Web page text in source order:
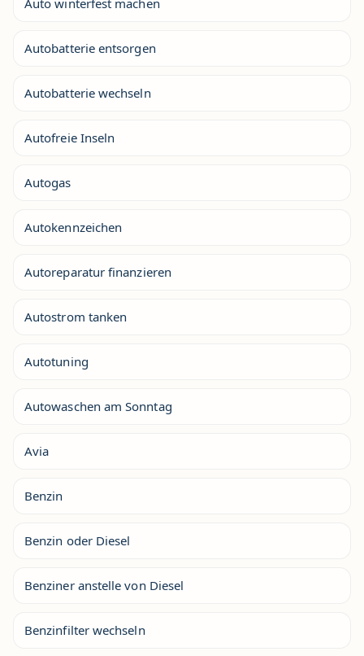
Autobatterie entsorgen
Autobatterie wechseln
Autofreie Inseln
Autogas
Autokennzeichen
Autoreparatur finanzieren
Autostrom tanken
Autotuning
Autowaschen am Sonntag
Avia
Benzin
Benzin oder Diesel
Benziner anstelle von Diesel
Benzinfilter wechseln